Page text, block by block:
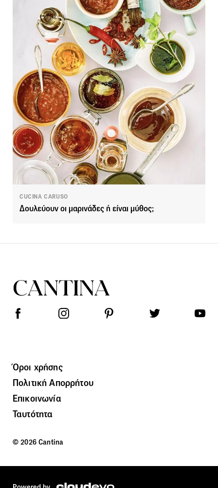
CUCINA CARUSO
Δουλεύουν οι μαρινάδες ή είναι μύθος;
Όροι χρήσης
Πολιτική Απορρήτου
Επικοινωνία
Ταυτότητα
© 2026 Cantina